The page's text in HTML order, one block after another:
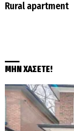
Rural apartment
ΜΗΝ ΧΑΣΕΤΕ!